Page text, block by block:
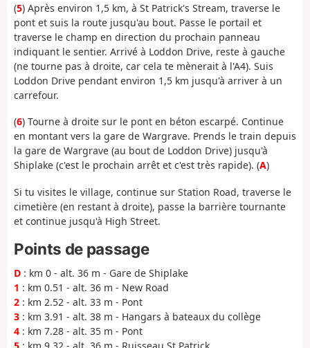
(5) Après environ 1,5 km, à St Patrick's Stream, traverse le
pont et suis la route jusqu'au bout. Passe le portail et
traverse le champ en direction du prochain panneau
indiquant le sentier. Arrivé à Loddon Drive, reste à gauche
(ne tourne pas à droite, car cela te mènerait à l'A4). Suis
Loddon Drive pendant environ 1,5 km jusqu'à arriver à un
carrefour.
(6) Tourne à droite sur le pont en béton escarpé. Continue
en montant vers la gare de Wargrave. Prends le train depuis
la gare de Wargrave (au bout de Loddon Drive) jusqu'à
Shiplake (c'est le prochain arrêt et c'est très rapide). (A)
Si tu visites le village, continue sur Station Road, traverse le
cimetière (en restant à droite), passe la barrière tournante
et continue jusqu'à High Street.
Points de passage
D : km 0 - alt. 36 m - Gare de Shiplake
1 : km 0.51 - alt. 36 m - New Road
2 : km 2.52 - alt. 33 m - Pont
3 : km 3.91 - alt. 38 m - Hangars à bateaux du collège
4 : km 7.28 - alt. 35 m - Pont